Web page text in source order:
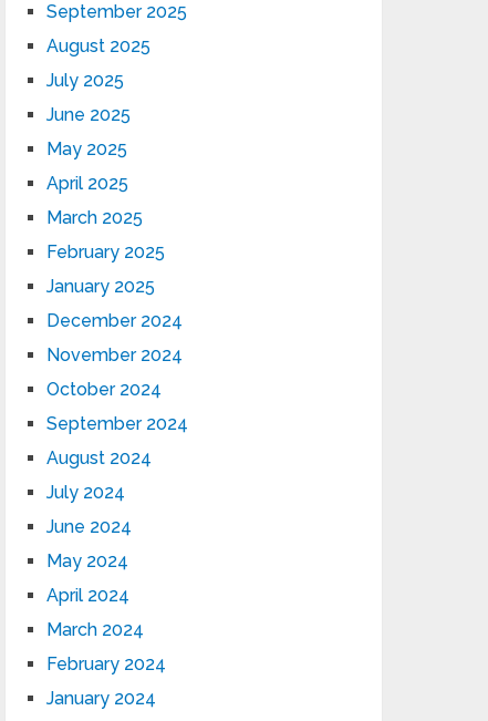
September 2025
August 2025
July 2025
June 2025
May 2025
April 2025
March 2025
February 2025
January 2025
December 2024
November 2024
October 2024
September 2024
August 2024
July 2024
June 2024
May 2024
April 2024
March 2024
February 2024
January 2024